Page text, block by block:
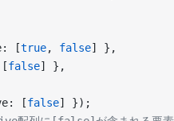
[true, false] },
false] },
[false] });